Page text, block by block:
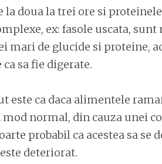
la doua la trei ore si
ex: fasole uscata, sunt
mari de glucide si proteine,
sa fie digerate.
este ca daca alimentele
mod normal, din cauza unei
probabil ca acestea sa se
deteriorat.